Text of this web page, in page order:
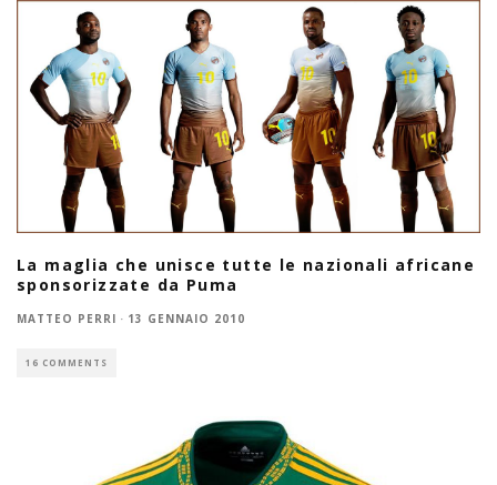
La maglia che unisce tutte le nazionali africane
sponsorizzate da Puma
MATTEO PERRI · 13 GENNAIO 2010
16 COMMENTS